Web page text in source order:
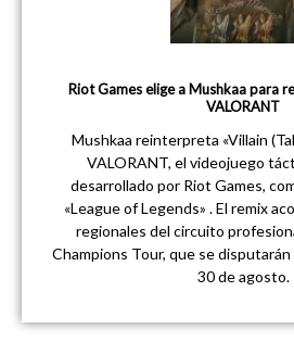
Riot Games elige a Mushkaa para
VALORANT
Mushkaa reinterpreta «Villain
VALORANT, el videojuego
desarrollado por Riot Games,
«League of Legends» . El remix
regionales del circuito
Champions Tour, que se disputarán
30 de agosto.